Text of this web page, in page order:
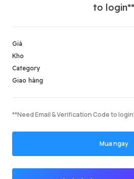
to login**
Giá
Kho
Category
Giao hàng
**Need Email & Verification Code to
Mua ngay